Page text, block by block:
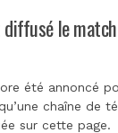
le
été annoncé
chaîne de
sur cette page.